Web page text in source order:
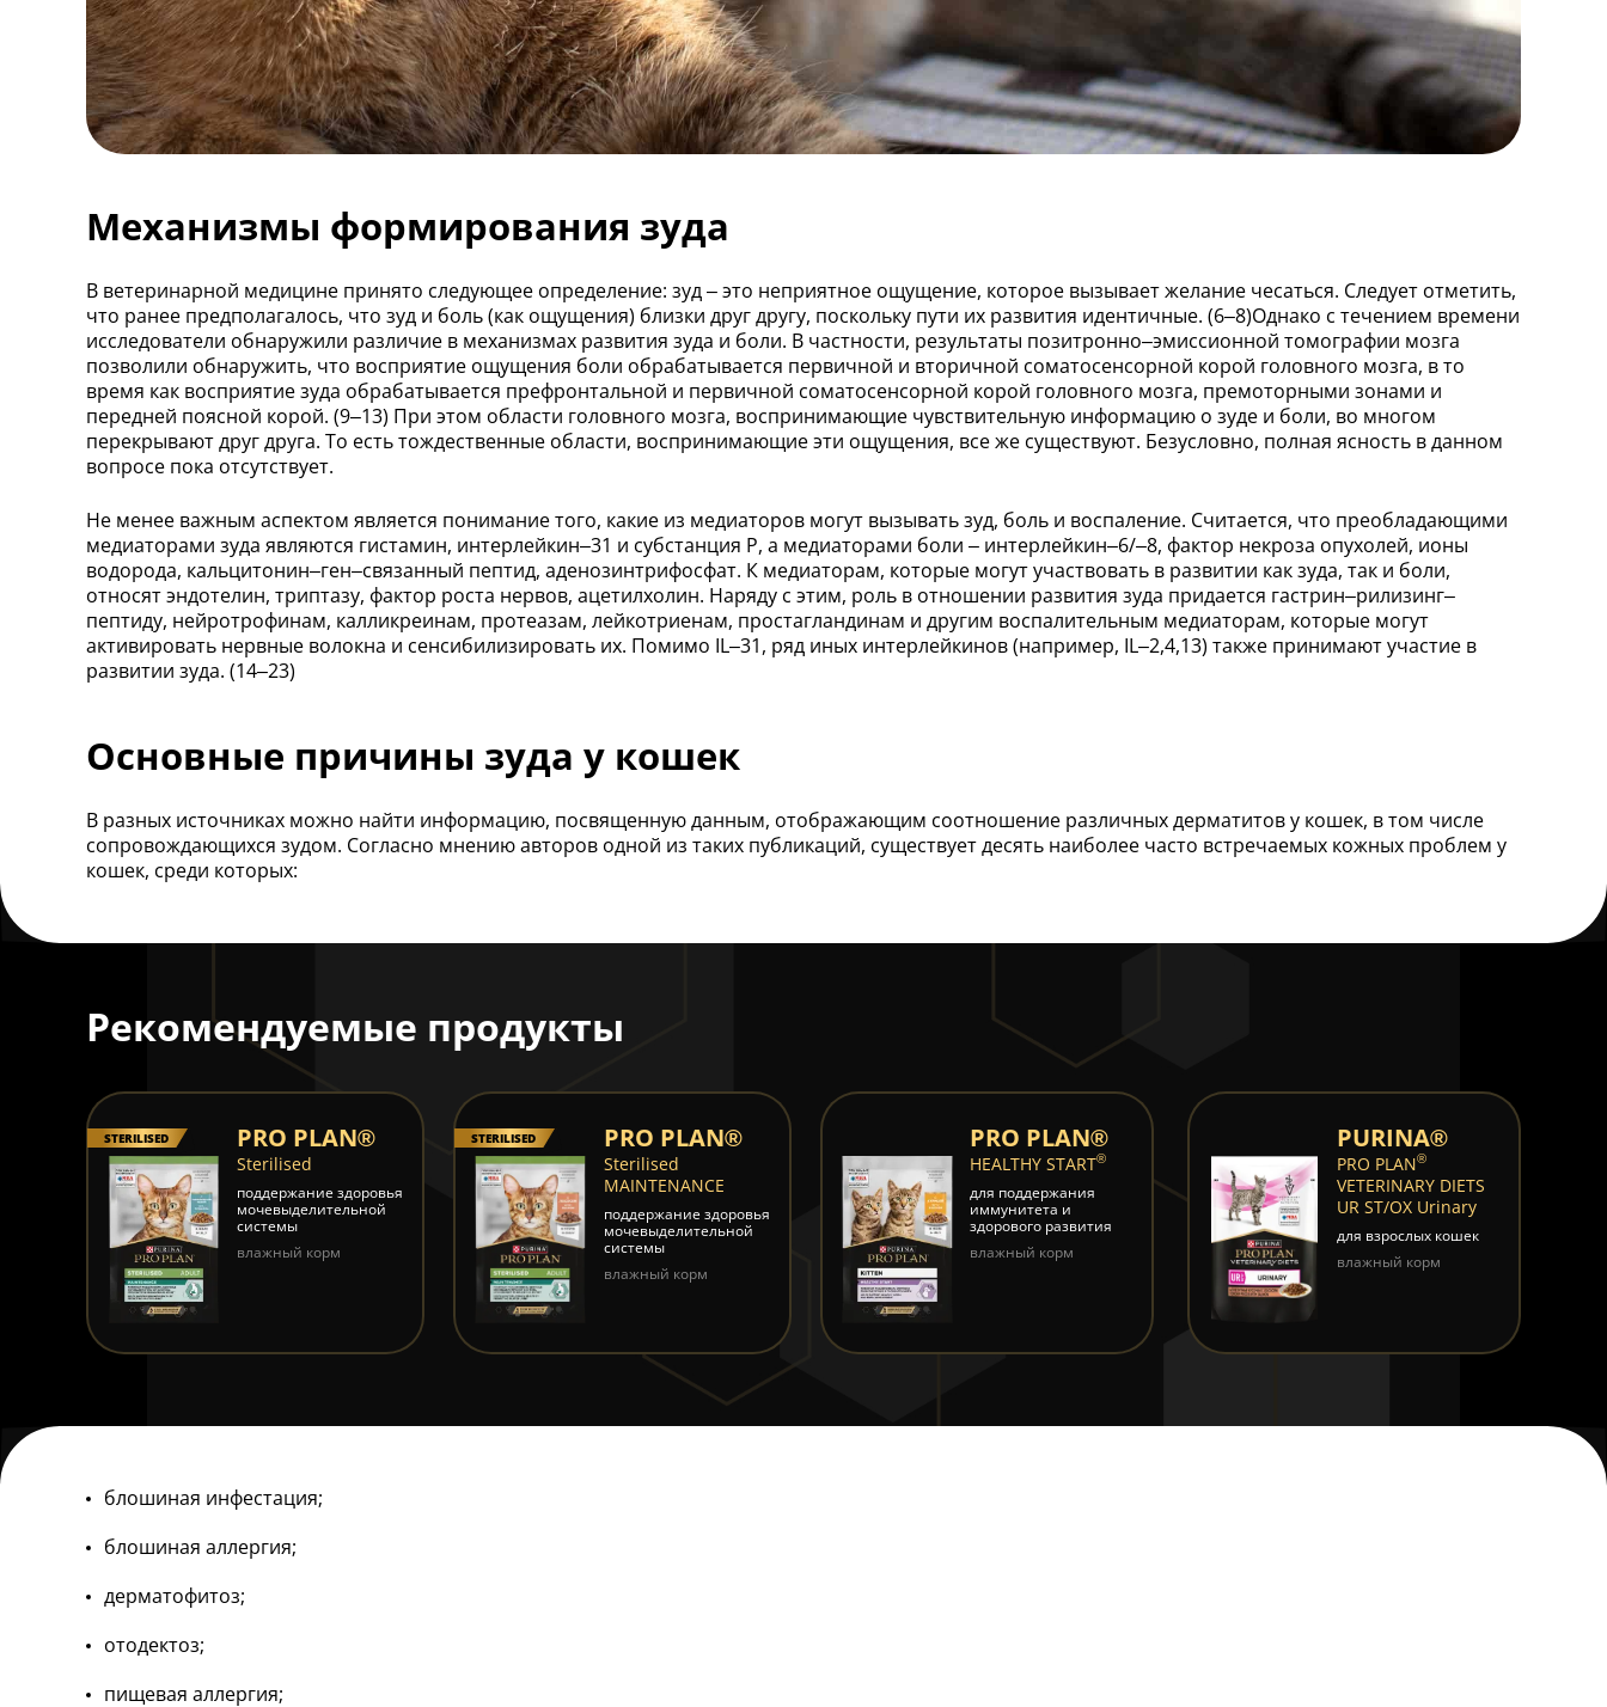
Механизмы формирования зуда
В ветеринарной медицине принято следующее определение: зуд – это неприятное ощущение, которое вызывает желание чесаться. Следует отметить,
что ранее предполагалось, что зуд и боль (как ощущения) близки друг другу, поскольку пути их развития идентичные. (6–8)Однако с течением времени
исследователи обнаружили различие в механизмах развития зуда и боли. В частности, результаты позитронно–эмиссионной томографии мозга
позволили обнаружить, что восприятие ощущения боли обрабатывается первичной и вторичной соматосенсорной корой головного мозга, в то
время как восприятие зуда обрабатывается префронтальной и первичной соматосенсорной корой головного мозга, премоторными зонами и
передней поясной корой. (9–13) При этом области головного мозга, воспринимающие чувствительную информацию о зуде и боли, во многом
перекрывают друг друга. То есть тождественные области, воспринимающие эти ощущения, все же существуют. Безусловно, полная ясность в данном
вопросе пока отсутствует.
Не менее важным аспектом является понимание того, какие из медиаторов могут вызывать зуд, боль и воспаление. Считается, что преобладающими
медиаторами зуда являются гистамин, интерлейкин–31 и субстанция Р, а медиаторами боли – интерлейкин–6/–8, фактор некроза опухолей, ионы
водорода, кальцитонин–ген–связанный пептид, аденозинтрифосфат. К медиаторам, которые могут участвовать в развитии как зуда, так и боли,
относят эндотелин, триптазу, фактор роста нервов, ацетилхолин. Наряду с этим, роль в отношении развития зуда придается гастрин–рилизинг–
пептиду, нейротрофинам, калликреинам, протеазам, лейкотриенам, простагландинам и другим воспалительным медиаторам, которые могут
активировать нервные волокна и сенсибилизировать их. Помимо IL–31, ряд иных интерлейкинов (например, IL–2,4,13) также принимают участие в
развитии зуда. (14–23)
Основные причины зуда у кошек
В разных источниках можно найти информацию, посвященную данным, отображающим соотношение различных дерматитов у кошек, в том числе
сопровождающихся зудом. Согласно мнению авторов одной из таких публикаций, существует десять наиболее часто встречаемых кожных проблем у
кошек, среди которых:
Рекомендуемые продукты
STERILISED PRO PLAN®
Sterilised
поддержание здоровья
мочевыделительной
системы
влажный корм
STERILISED PRO PLAN®
Sterilised
MAINTENANCE
поддержание здоровья
мочевыделительной
системы
влажный корм
PRO PLAN®
HEALTHY START®
для поддержания
иммунитета и
здорового развития
влажный корм
PURINA®
PRO PLAN®
VETERINARY DIETS
UR ST/OX Urinary
для взрослых кошек
влажный корм
блошиная инфестация;
блошиная аллергия;
дерматофитоз;
отодектоз;
пищевая аллергия;